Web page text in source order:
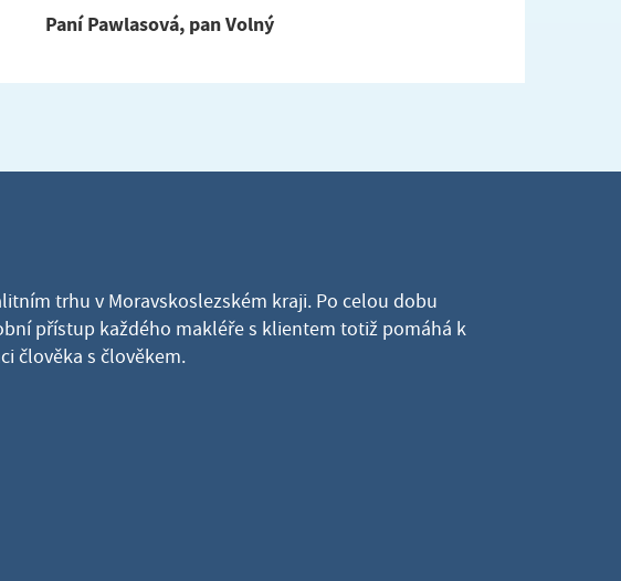
Paní Pawlasová, pan Volný
trhu v Moravskoslezském kraji. Po celou dobu
přístup každého makléře s klientem totiž pomáhá k
člověka s člověkem.